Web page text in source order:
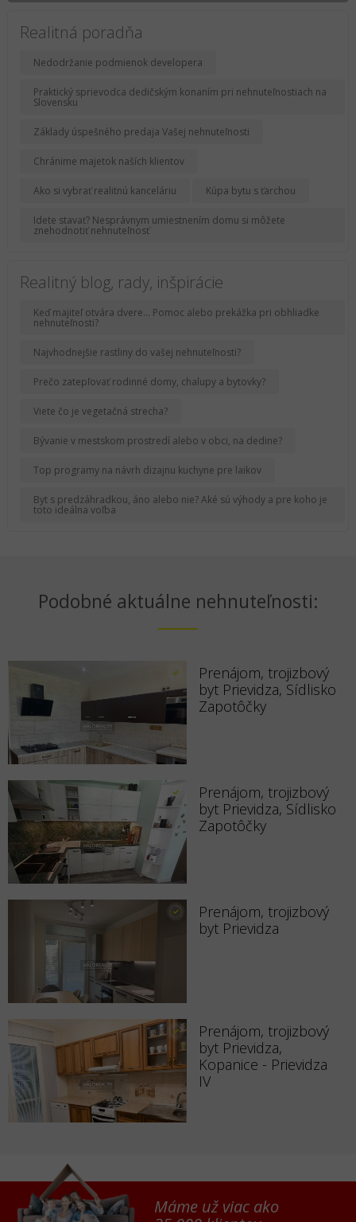
Realitná poradňa
Nedodržanie podmienok developera
Praktický sprievodca dedičským konaním pri nehnuteľnostiach na
Slovensku
Základy úspešného predaja Vašej nehnuteľnosti
Chránime majetok naších klientov
Ako si vybrať realitnú kanceláriu Kúpa bytu s ťarchou
Idete stavať? Nesprávnym umiestnením domu si môžete
znehodnotiť nehnuteľnosť
Realitný blog, rady, inšpirácie
Keď majiteľ otvára dvere... Pomoc alebo prekážka pri obhliadke
nehnuteľnosti?
Najvhodnejšie rastliny do vašej nehnuteľnosti?
Prečo zatepľovať rodinné domy, chalupy a bytovky?
Viete čo je vegetačná strecha?
Bývanie v mestskom prostredí alebo v obci, na dedine?
Top programy na návrh dizajnu kuchyne pre laikov
Byt s predzáhradkou, áno alebo nie? Aké sú výhody a pre koho je
toto ideálna voľba
Podobné aktuálne nehnuteľnosti:
Prenájom, trojizbový
byt Prievidza, Sídlisko
Zapotôčky
Prenájom, trojizbový
byt Prievidza, Sídlisko
Zapotôčky
Prenájom, trojizbový
byt Prievidza
Prenájom, trojizbový
byt Prievidza,
Kopanice - Prievidza
IV
Máme už viac ako